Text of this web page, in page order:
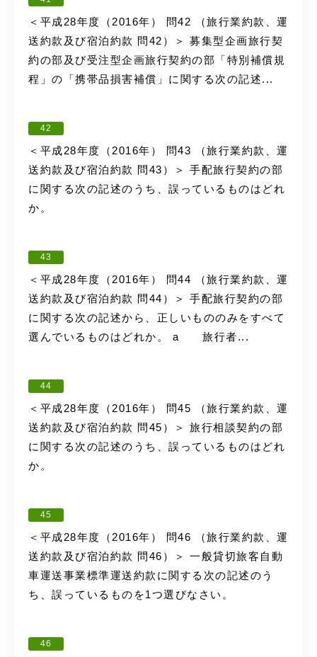
＜平成28年度（2016年） 問42 （旅行業約款、運
送約款及び宿泊約款 問42）＞ 募集型企画旅行契
約の部及び受注型企画旅行契約の部「特別補償規
程」の「携帯品損害補償」に関する次の記述...
42
＜平成28年度（2016年） 問43 （旅行業約款、運
送約款及び宿泊約款 問43）＞ 手配旅行契約の部
に関する次の記述のうち、誤っているものはどれ
か。
43
＜平成28年度（2016年） 問44 （旅行業約款、運
送約款及び宿泊約款 問44）＞ 手配旅行契約の部
に関する次の記述から、正しいもののみをすべて
選んでいるものはどれか。 a 旅行者...
44
＜平成28年度（2016年） 問45 （旅行業約款、運
送約款及び宿泊約款 問45）＞ 旅行相談契約の部
に関する次の記述のうち、誤っているものはどれ
か。
45
＜平成28年度（2016年） 問46 （旅行業約款、運
送約款及び宿泊約款 問46）＞ 一般貸切旅客自動
車運送事業標準運送約款に関する次の記述のう
ち、誤っているものを1つ選びなさい。
46